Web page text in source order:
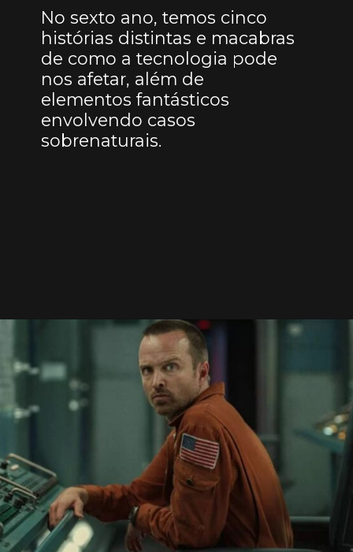
No sexto ano, temos cinco
histórias distintas e macabras
de como a tecnologia pode
nos afetar, além de
elementos fantásticos
envolvendo casos
sobrenaturais.